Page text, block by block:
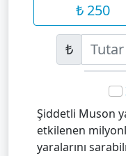
₺ 250
₺
Şiddetli Muson
etkilenen
yaralarını